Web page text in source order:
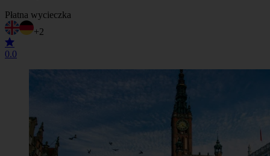
Płatna wycieczka
+2
0.0